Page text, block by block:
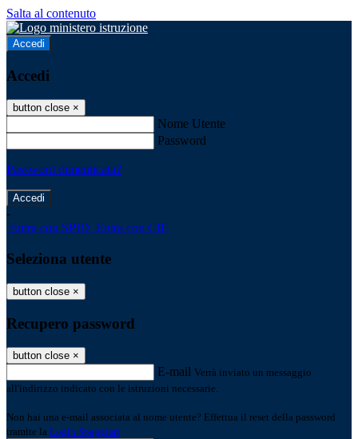
Salta al contenuto
Accedi
Accedi
button close ×
Nome Utente
Password
Password dimenticata?
-
Entra con SPID Entra con CIE
Seleziona utente
button close ×
Recupero password
button close ×
E-mail Verrà inviato un messaggio
all'indirizzo indicato con le istruzioni necessarie.
Non hai una e-mail associata al nome utente? Effettua il reset della password
tramite la Login Spaggiari